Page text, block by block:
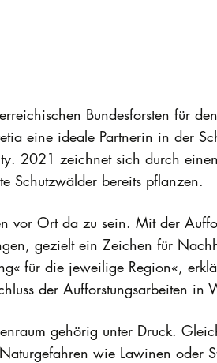
Bundesforsten für
eine ideale Partnerin in der
2021 zeichnet sich durch
Schutzwälder bereits pflanzen.
vor Ort da zu sein. Mit der
gezielt ein Zeichen für
für die jeweilige Region«,
der Aufforstungsarbeiten in
gehörig unter Druck.
wie Lawinen oder